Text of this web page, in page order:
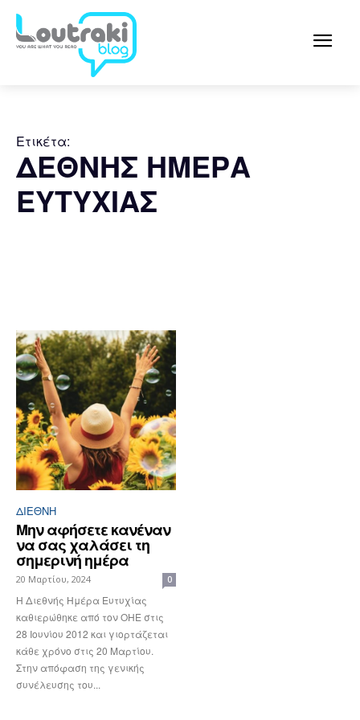
Ετικέτα:
ΔΕΘΝΗΣ ΗΜΕΡΑ
ΕΥΤΥΧΙΑΣ
ΔΙΕΘΝΉ
Μην αφήσετε κανέναν
να σας χαλάσει τη
σημερινή ημέρα
20 Μαρτίου, 2024 0
Η Διεθνής Ημέρα Ευτυχίας
καθιερώθηκε από τον ΟΗΕ στις
28 Ιουνίου 2012 και γιορτάζεται
κάθε χρόνο στις 20 Μαρτίου.
Στην απόφαση της γενικής
συνέλευσης του...